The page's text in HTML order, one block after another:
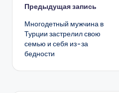
Навигация
записи
Предыдущая запись
Многодетный мужчина в
Турции застрелил свою
семью и себя из-за
бедности